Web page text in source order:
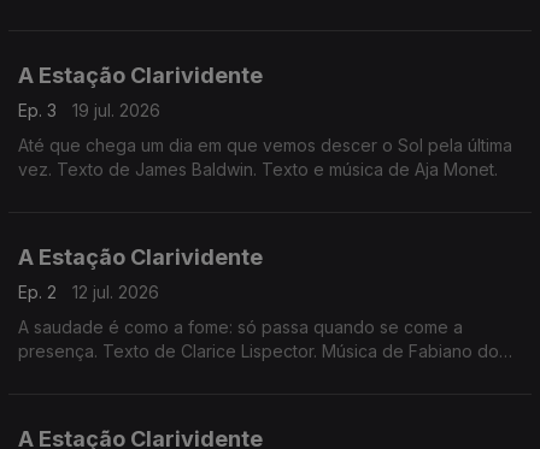
A Estação Clarividente
Ep. 3
19 jul. 2026
Até que chega um dia em que vemos descer o Sol pela última
vez. Texto de James Baldwin. Texto e música de Aja Monet.
A Estação Clarividente
Ep. 2
12 jul. 2026
A saudade é como a fome: só passa quando se come a
presença. Texto de Clarice Lispector. Música de Fabiano do
A Estação Clarividente